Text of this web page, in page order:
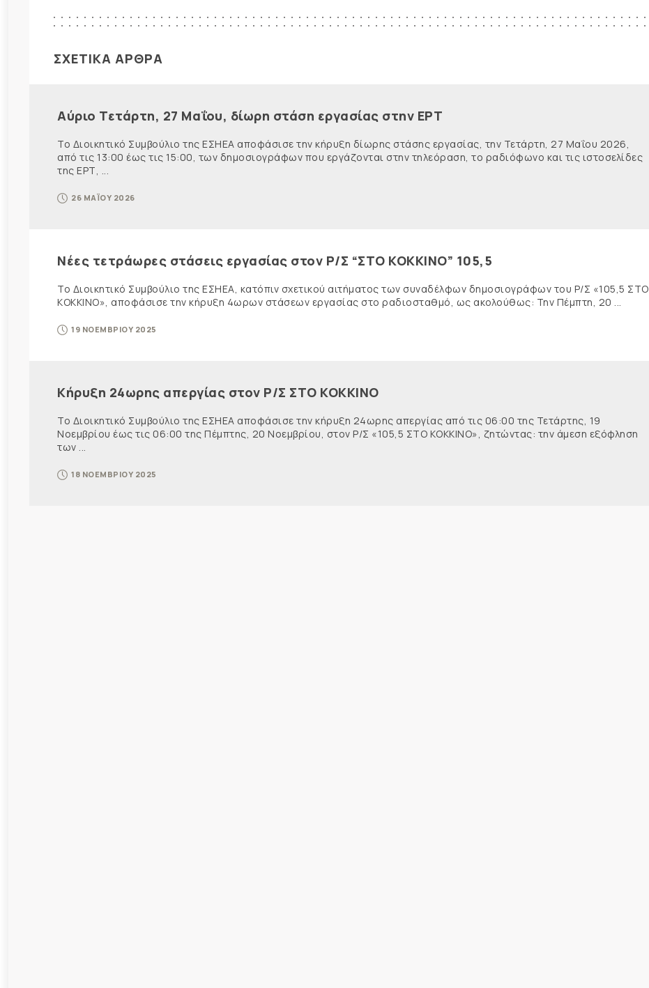
ΣΧΕΤΙΚΑ ΑΡΘΡΑ
Αύριο Τετάρτη, 27 Μαΐου, δίωρη στάση εργασίας στην ΕΡΤ
Το Διοικητικό Συμβούλιο της ΕΣΗΕΑ αποφάσισε την κήρυξη δίωρης στάσης εργασίας, την Τετάρτη, 27 Μαΐου 2026,
από τις 13:00 έως τις 15:00, των δημοσιογράφων που εργάζονται στην τηλεόραση, το ραδιόφωνο και τις ιστοσελίδες
της ΕΡΤ, ...
26 ΜΑΪΟΥ 2026
Νέες τετράωρες στάσεις εργασίας στον Ρ/Σ “ΣΤΟ ΚΟΚΚΙΝΟ” 105,5
Το Διοικητικό Συμβούλιο της ΕΣΗΕΑ, κατόπιν σχετικού αιτήματος των συναδέλφων δημοσιογράφων του Ρ/Σ «105,5 ΣΤΟ
ΚΟΚΚΙΝΟ», αποφάσισε την κήρυξη 4ωρων στάσεων εργασίας στο ραδιοσταθμό, ως ακολούθως: Την Πέμπτη, 20 ...
19 ΝΟΕΜΒΡΙΟΥ 2025
Κήρυξη 24ωρης απεργίας στον Ρ/Σ ΣΤΟ ΚΟΚΚΙΝΟ
Το Διοικητικό Συμβούλιο της ΕΣΗΕΑ αποφάσισε την κήρυξη 24ωρης απεργίας από τις 06:00 της Τετάρτης, 19
Νοεμβρίου έως τις 06:00 της Πέμπτης, 20 Νοεμβρίου, στον Ρ/Σ «105,5 ΣΤΟ ΚΟΚΚΙΝΟ», ζητώντας: την άμεση εξόφληση
των ...
18 ΝΟΕΜΒΡΙΟΥ 2025